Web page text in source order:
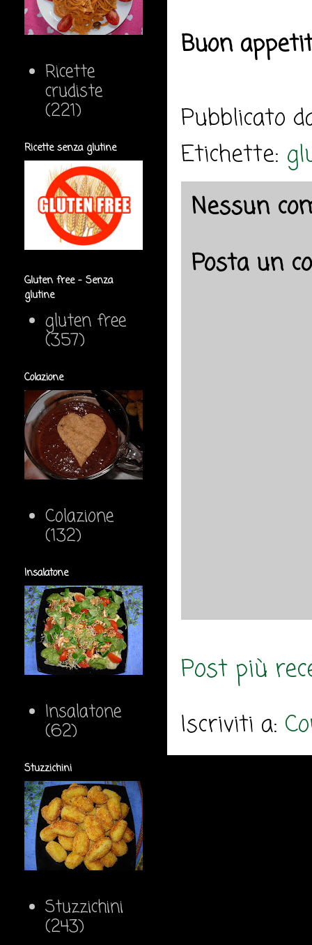
Buon
Pubblicato
Etichette:
Nessun
Posta un
Post più
Iscriviti a:
Ricette
crudiste
(221)
Ricette senza glutine
Gluten free - Senza
glutine
gluten free
(357)
Colazione
Colazione
(132)
Insalatone
Insalatone
(62)
Stuzzichini
Stuzzichini
(243)